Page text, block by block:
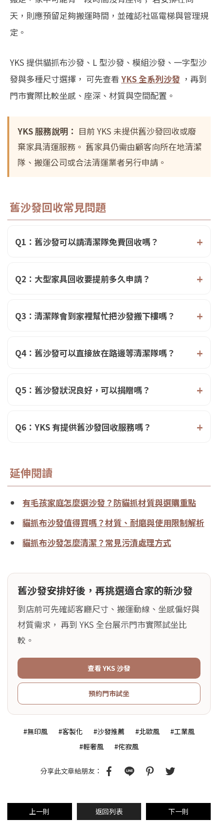
天，則應預留足夠搬運時間，並確認社區電梯與管理規
定。
YKS 提供貓抓布沙發、L 型沙發、模組沙發、一字型沙
發與多種尺寸選擇， 可先查看 YKS 全系列沙發 ，再到
門市實際比較坐感、座深、材質與空間配置。
YKS 服務說明： 目前 YKS 未提供舊沙發回收或廢
棄家具清運服務。 舊家具仍需由顧客向所在地清潔
隊、搬運公司或合法清運業者另行申請。
舊沙發回收常見問題
Q1：舊沙發可以請清潔隊免費回收嗎？
Q2：大型家具回收要提前多久申請？
Q3：清潔隊會到家裡幫忙把沙發搬下樓嗎？
Q4：舊沙發可以直接放在路邊等清潔隊嗎？
Q5：舊沙發狀況良好，可以捐贈嗎？
Q6：YKS 有提供舊沙發回收服務嗎？
延伸閱讀
有毛孩家庭怎麼選沙發？防貓抓材質與選購重點
貓抓布沙發值得買嗎？材質、耐磨與使用限制解析
貓抓布沙發怎麼清潔？常見污漬處理方式
舊沙發安排好後，再挑選適合家的新沙發
到店前可先確認客廳尺寸、搬運動線、坐感偏好與
材質需求， 再到 YKS 全台展示門市實際試坐比
較。
查看 YKS 沙發
預約門市試坐
#無印風 #客製化 #沙發推薦 #北歐風
#工業風
#輕奢風
#侘寂風
分享此文章給朋友：
上一則 返回列表 下一則